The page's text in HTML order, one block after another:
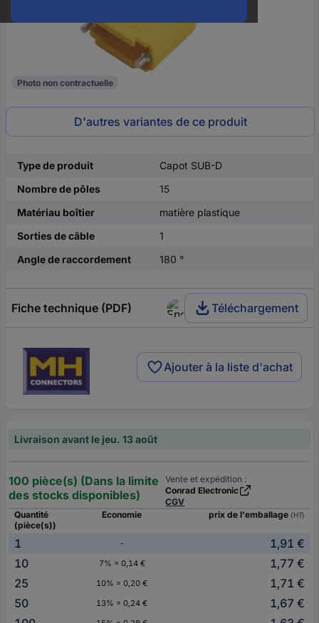
Photo non contractuelle
D'autres variantes de ce produit
Type de produit
Capot SUB-D
Nombre de pôles
15
Matériau boîtier
matière plastique
Sorties de câble
1
Angle de raccordement
180 °
Fiche technique (PDF) Téléchargement
Ajouter à la liste d'achat
Livraison avant le jeu. 13 août
100 pièce(s) (Dans la limite
des stocks disponibles)
Vente et expédition :
Conrad Electronic
CGV
Quantité
(pièce(s))
Economie prix de l'emballage (HT)
1 -
1,91 €
10
7% = 0,14 €
1,77 €
25
10% = 0,20 €
1,71 €
50
13% = 0,24 €
1,67 €